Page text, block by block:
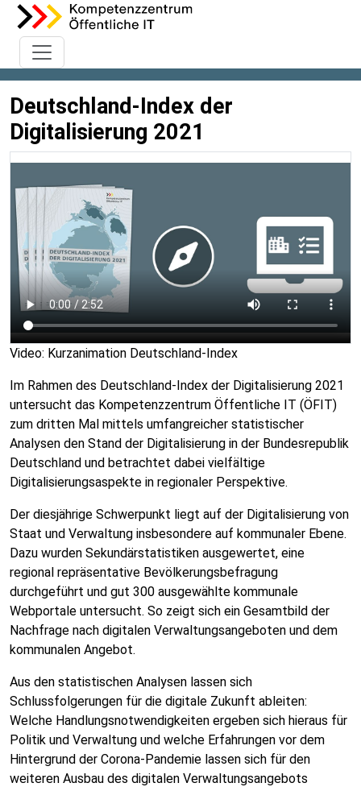
Deutschland-Index der
Digitalisierung 2021
Video: Kurzanimation Deutschland-Index
Im Rahmen des Deutschland-Index der Digitalisierung 2021
untersucht das Kompetenzzentrum Öffentliche IT (ÖFIT)
zum dritten Mal mittels umfangreicher statistischer
Analysen den Stand der Digitalisierung in der Bundesrepublik
Deutschland und betrachtet dabei vielfältige
Digitalisierungsaspekte in regionaler Perspektive.
Der diesjährige Schwerpunkt liegt auf der Digitalisierung von
Staat und Verwaltung insbesondere auf kommunaler Ebene.
Dazu wurden Sekundärstatistiken ausgewertet, eine
regional repräsentative Bevölkerungsbefragung
durchgeführt und gut 300 ausgewählte kommunale
Webportale untersucht. So zeigt sich ein Gesamtbild der
Nachfrage nach digitalen Verwaltungsangeboten und dem
kommunalen Angebot.
Aus den statistischen Analysen lassen sich
Schlussfolgerungen für die digitale Zukunft ableiten:
Welche Handlungsnotwendigkeiten ergeben sich hieraus für
Politik und Verwaltung und welche Erfahrungen vor dem
Hintergrund der Corona-Pandemie lassen sich für den
weiteren Ausbau des digitalen Verwaltungsangebots